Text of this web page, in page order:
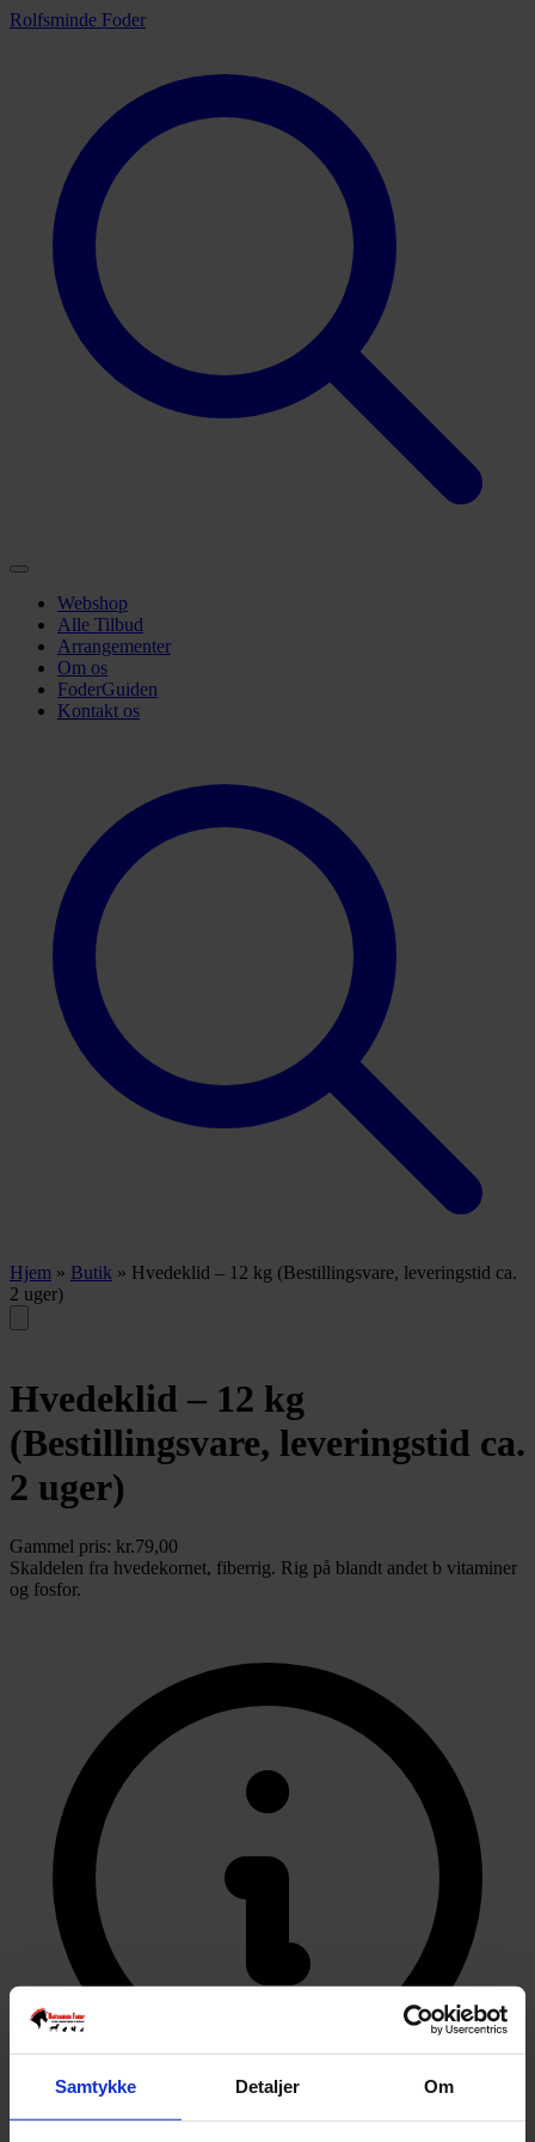
Samtykke Detaljer Om
Rolfsminde Foder
Webshop
Alle Tilbud
Arrangementer
Om os
FoderGuiden
Kontakt os
Hjem » Butik » Hvedeklid – 12 kg (Bestillingsvare, leveringstid ca.
2 uger)
Hvedeklid – 12 kg
(Bestillingsvare, leveringstid ca.
2 uger)
Gammel pris: kr.79,00
Skaldelen fra hvedekornet, fiberrig. Rig på blandt andet b vitaminer
og fosfor.